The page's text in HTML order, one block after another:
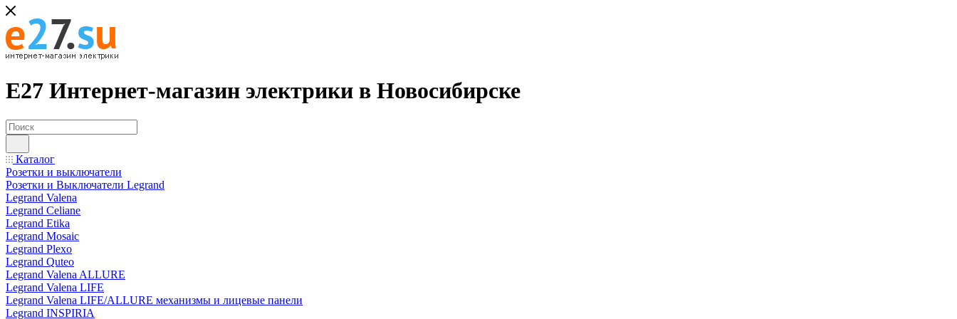
Е27 Интернет-магазин электрики в Новосибирске
Каталог
Розетки и выключатели
Розетки и Выключатели Legrand
Legrand Valena
Legrand Celiane
Legrand Etika
Legrand Mosaic
Legrand Plexo
Legrand Quteo
Legrand Valena ALLURE
Legrand Valena LIFE
Legrand Valena LIFE/ALLURE механизмы и лицевые панели
Legrand INSPIRIA